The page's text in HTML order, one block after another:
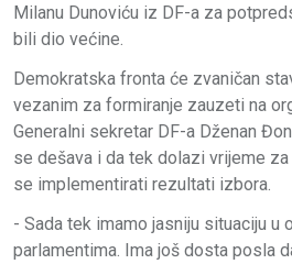
Milanu Dunoviću iz DF-a za
bili dio većine.
Demokratska fronta će zvaničan
vezanim za formiranje zauzeti na
Generalni sekretar DF-a Dženan
se dešava i da tek dolazi vrijeme
se implementirati rezultati izbora.
- Sada tek imamo jasniju situaciju u
parlamentima. Ima još dosta posla